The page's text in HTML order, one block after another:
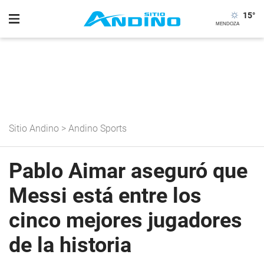
15°
Sitio Andino > Andino Sports
Pablo Aimar aseguró que
Messi está entre los
cinco mejores jugadores
de la historia